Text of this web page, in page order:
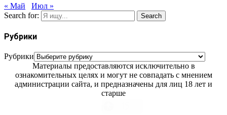
« Май
Июл »
Search for:
Search
Рубрики
Рубрики
Материалы предоставляются исключительно в
ознакомительных целях и могут не совпадать с мнением
администрации сайта, и предназначены для лиц 18 лет и
старше